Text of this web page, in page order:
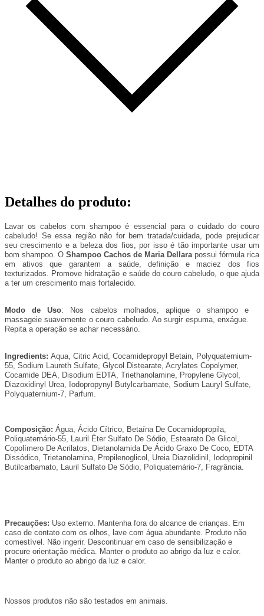
Detalhes do produto:
Lavar os cabelos com shampoo é essencial para o cuidado do couro
cabeludo! Se essa região não for bem tratada/cuidada, pode prejudicar
seu crescimento e a beleza dos fios, por isso é tão importante usar um
bom shampoo. O Shampoo Cachos de Maria Dellara possui fórmula rica
em ativos que garantem a saúde, definição e maciez dos fios
texturizados. Promove hidratação e saúde do couro cabeludo, o que ajuda
a ter um crescimento mais fortalecido.
Modo de Uso: Nos cabelos molhados, aplique o shampoo e
massageie suavemente o couro cabeludo. Ao surgir espuma, enxágue.
Repita a operação se achar necessário.
Ingredients: Aqua, Citric Acid, Cocamidepropyl Betain, Polyquaternium-
55, Sodium Laureth Sulfate, Glycol Distearate, Acrylates Copolymer,
Cocamide DEA, Disodium EDTA, Triethanolamine, Propylene Glycol,
Diazoxidinyl Urea, Iodopropynyl Butylcarbamate, Sodium Lauryl Sulfate,
Polyquaternium-7, Parfum.
Composição: Água, Ácido Cítrico, Betaína De Cocamidopropila,
Poliquaternário-55, Lauril Éter Sulfato De Sódio, Estearato De Glicol,
Copolímero De Acrilatos, Dietanolamida De Ácido Graxo De Coco, EDTA
Dissódico, Trietanolamina, Propilenoglicol, Ureia Diazolidinil, Iodopropinil
Butilcarbamato, Lauril Sulfato De Sódio, Poliquaternário-7, Fragrância.
Precauções: Uso externo. Mantenha fora do alcance de crianças. Em
caso de contato com os olhos, lave com água abundante. Produto não
comestível. Não ingerir. Descontinuar em caso de sensibilização e
procure orientação médica. Manter o produto ao abrigo da luz e calor.
Manter o produto ao abrigo da luz e calor.
Nossos produtos não são testados em animais.